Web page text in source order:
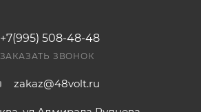
+7(995) 508-48-48
ЗАКАЗАТЬ ЗВОНОК
zakaz@48volt.ru